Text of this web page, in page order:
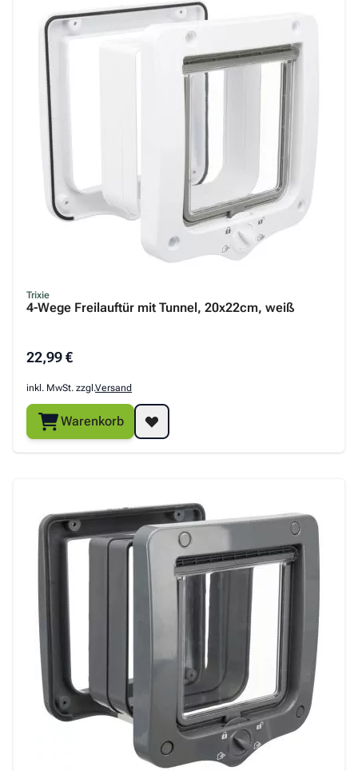
Trixie
4-Wege Freilauftür mit Tunnel, 20x22cm, weiß
22,99 €
inkl. MwSt. zzgl.Versand
Warenkorb